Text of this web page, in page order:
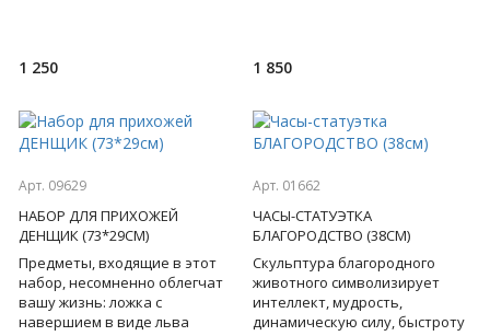
1 250 1 850
Арт. 09629
НАБОР ДЛЯ ПРИХОЖЕЙ
ДЕНЩИК (73*29СМ)
Предметы, входящие в этот
набор, несомненно облегчат
вашу жизнь: ложка с
навершием в виде льва
Арт. 01662
ЧАСЫ-СТАТУЭТКА
БЛАГОРОДСТВО (38СМ)
Скульптура благородного
животного символизирует
интеллект, мудрость,
динамическую силу, быстроту